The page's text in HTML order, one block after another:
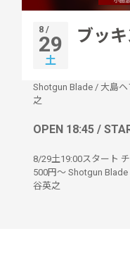
8 /
29
土
ブッ
Shotgun Blade / 大島ヘ
之
OPEN 18:45 /
8/29土19:00スタート
500円〜 Shotgun
谷英之